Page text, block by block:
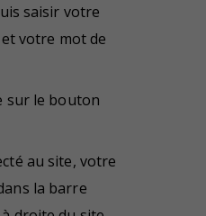
saisir votre
votre mot de
sur le bouton
au site, votre
la barre